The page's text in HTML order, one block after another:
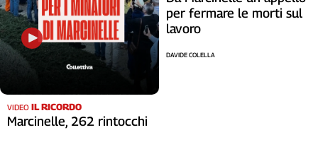
Puglia
Sardegna
Sicilia
Toscana
Umbria
Valle
VIDEO IL RICORDO
Marcinelle, 262 rintocchi
per fermare le morti sul
lavoro
DAVIDE COLELLA